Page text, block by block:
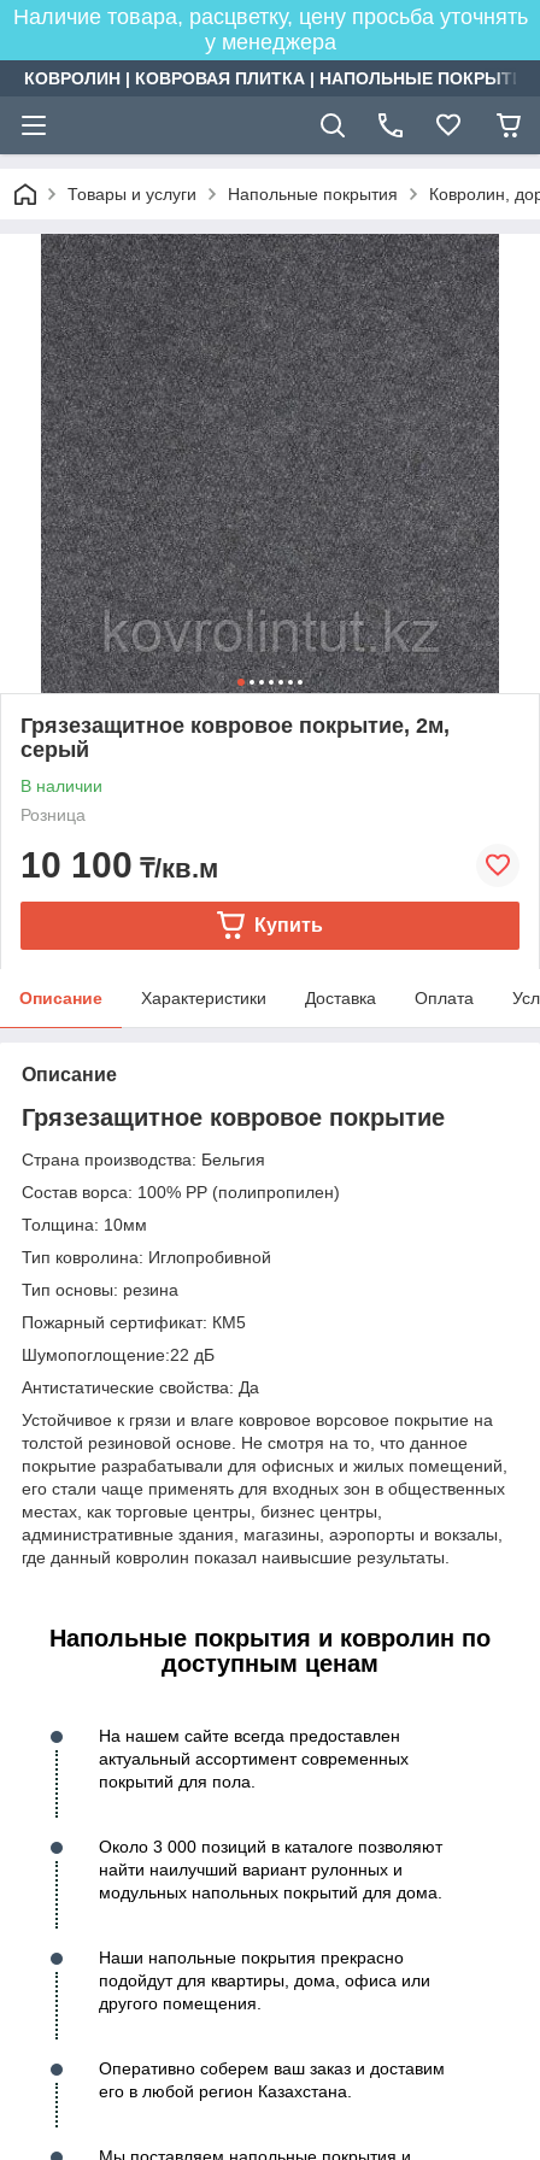
Наличие товара, расцветку, цену просьба уточнять
у менеджера
КОВРОЛИН | КОВРОВАЯ ПЛИТКА | НАПОЛЬНЫЕ
Товары и услуги Напольные покрытия Ковролин,
Грязезащитное ковровое покрытие, 2м,
серый
В наличии
Розница
10 100 ₸/кв.м
Купить
Описание Характеристики Доставка Оплата
Описание
Грязезащитное ковровое покрытие
Страна производства: Бельгия
Состав ворса: 100% РР (полипропилен)
Толщина: 10мм
Тип ковролина: Иглопробивной
Тип основы: резина
Пожарный сертификат: КМ5
Шумопоглощение:22 дБ
Антистатические свойства: Да
Устойчивое к грязи и влаге ковровое ворсовое покрытие на
толстой резиновой основе. Не смотря на то, что данное
покрытие разрабатывали для офисных и жилых помещений,
его стали чаще применять для входных зон в общественных
местах, как торговые центры, бизнес центры,
административные здания, магазины, аэропорты и вокзалы,
где данный ковролин показал наивысшие результаты.
Напольные покрытия и ковролин по
доступным ценам
На нашем сайте всегда предоставлен
актуальный ассортимент современных
покрытий для пола.
Около 3 000 позиций в каталоге позволяют
найти наилучший вариант рулонных и
модульных напольных покрытий для дома.
Наши напольные покрытия прекрасно
подойдут для квартиры, дома, офиса или
другого помещения.
Оперативно соберем ваш заказ и доставим
его в любой регион Казахстана.